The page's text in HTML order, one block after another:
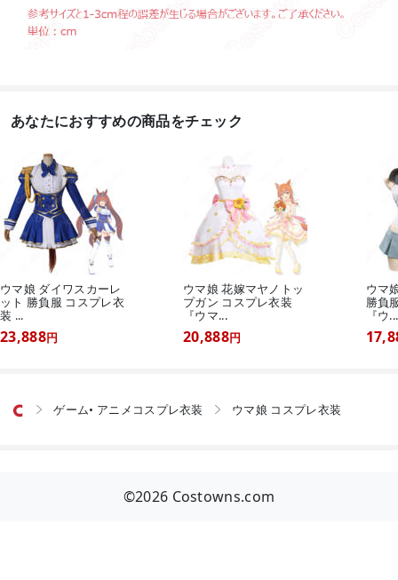
あなたにおすすめの商品をチェック
ウマ娘 ダイワスカーレ
ット 勝負服 コスプレ衣
装 ...
23,888円
ウマ娘 花嫁マヤノトッ
プガン コスプレ衣装
『ウマ...
20,888円
ウマ
勝負
『ウ...
 ゲーム• アニメコスプレ衣装  ウマ娘 コスプレ衣装
©2026 Costowns.com